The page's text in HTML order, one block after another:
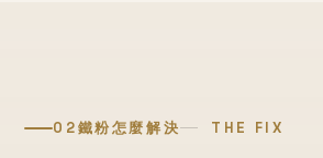
02鐵粉怎麼解決 THE FIX